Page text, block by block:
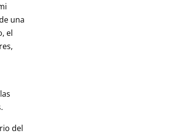
una
el
del